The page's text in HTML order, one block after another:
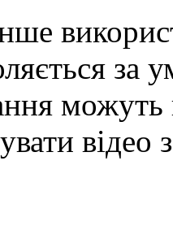
можуть
відео